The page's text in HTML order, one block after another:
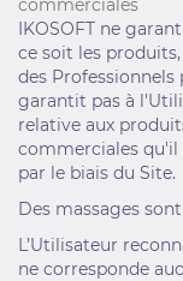
commerciales
IKOSOFT ne
ce soit les
des Professionnels
garantit pas à
relative aux
commerciales qu'il
par le biais du Site.
Des massages
L’Utilisateur
ne corresponde